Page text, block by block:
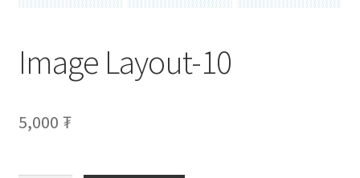
Нягтлан бодох бүртгэл
Image Layout-10
5,000 ₮